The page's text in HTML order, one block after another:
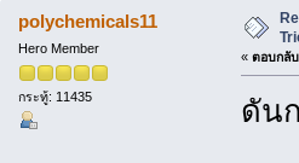
polychemicals11
Hero Member
กระทู้: 11435
« ตอบกลั
ดัน